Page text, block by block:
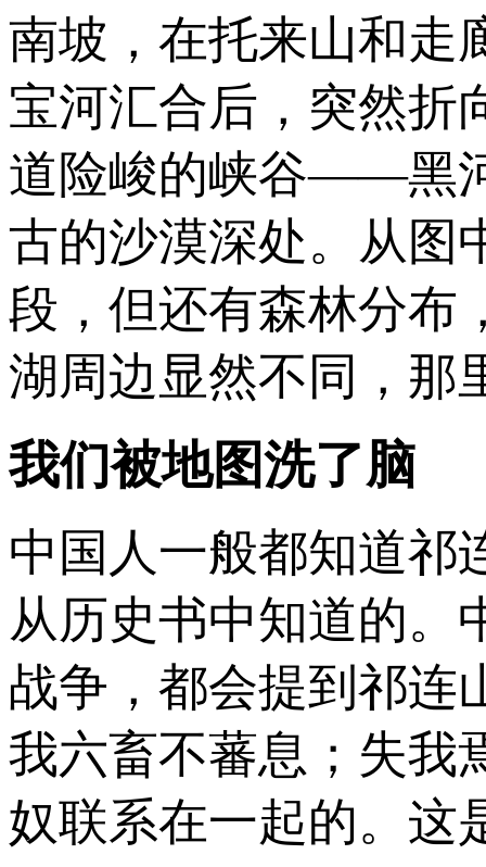
南坡，在托来山和走
宝河汇合后，突然折
道险峻的峡谷——黑
古的沙漠深处。从图
段，但还有森林分布
湖周边显然不同，那
我们被地图洗了脑
中国人一般都知道祁
从历史书中知道的。
战争，都会提到祁连
我六畜不蕃息；失我
奴联系在一起的。这